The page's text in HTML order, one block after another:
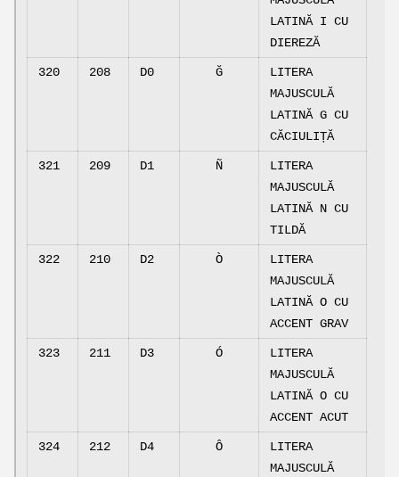
LATINĂ I CU
DIEREZĂ
320 208 D0 Ğ
LITERA
MAJUSCULĂ
LATINĂ G CU
CĂCIULIȚĂ
321 209 D1 Ñ
LITERA
MAJUSCULĂ
LATINĂ N CU
TILDĂ
322 210 D2 Ò
LITERA
MAJUSCULĂ
LATINĂ O CU
ACCENT GRAV
323 211 D3 Ó
LITERA
MAJUSCULĂ
LATINĂ O CU
ACCENT ACUT
324 212 D4 Ô
LITERA
MAJUSCULĂ